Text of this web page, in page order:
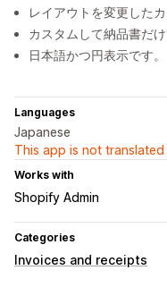
レイアウトを変更した
カスタムして納品書だ
日本語かつ円表示です。
Languages
Japanese
This app is not translated
Works with
Shopify Admin
Categories
Invoices and receipts